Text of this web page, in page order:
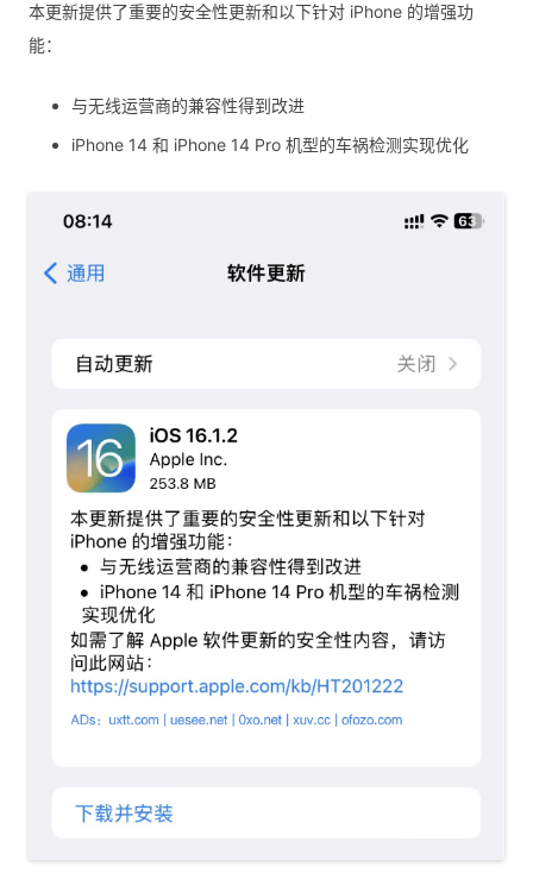
本更新提供了重要的安全性更新和以下针对 iPhone 的增强功
能：
与无线运营商的兼容性得到改进
iPhone 14 和 iPhone 14 Pro 机型的车祸检测实现优化